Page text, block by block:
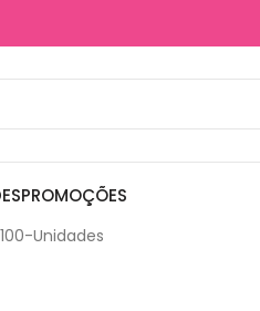
PROMOÇÕES
Unidades